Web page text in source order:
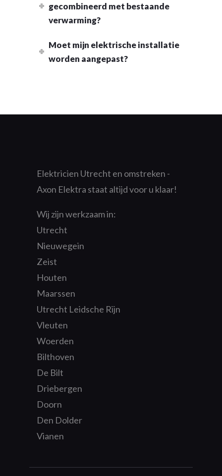
gecombineerd met bestaande
verwarming?
Moet mijn elektrische installatie
worden aangepast?
Elektricien Utrecht en omstreken -
Axon Elektra staat altijd voor u klaar!
Wij zijn werkzaam in:
Utrecht
Nieuwegein
Zeist
Houten
Maarssen
Utrecht Leidsche Rijn
Vleuten
Woerden
Bilthoven
De Bilt
Driebergen
Doorn
Den Dolder
Vianen